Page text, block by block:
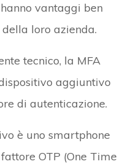
vantaggi ben
loro azienda.
tecnico, la MFA
aggiuntivo
di autenticazione.
è uno smartphone
OTP (One Time